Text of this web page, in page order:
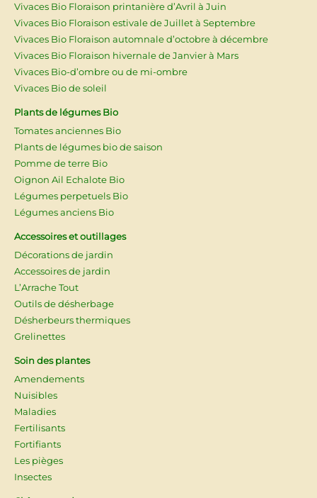
Vivaces Bio Floraison printanière d’Avril à Juin
Vivaces Bio Floraison estivale de Juillet à Septembre
Vivaces Bio Floraison automnale d’octobre à décembre
Vivaces Bio Floraison hivernale de Janvier à Mars
Vivaces Bio-d’ombre ou de mi-ombre
Vivaces Bio de soleil
Plants de légumes Bio
Tomates anciennes Bio
Plants de légumes bio de saison
Pomme de terre Bio
Oignon Ail Echalote Bio
Légumes perpetuels Bio
Légumes anciens Bio
Accessoires et outillages
Décorations de jardin
Accessoires de jardin
L’Arrache Tout
Outils de désherbage
Désherbeurs thermiques
Grelinettes
Soin des plantes
Amendements
Nuisibles
Maladies
Fertilisants
Fortifiants
Les pièges
Insectes